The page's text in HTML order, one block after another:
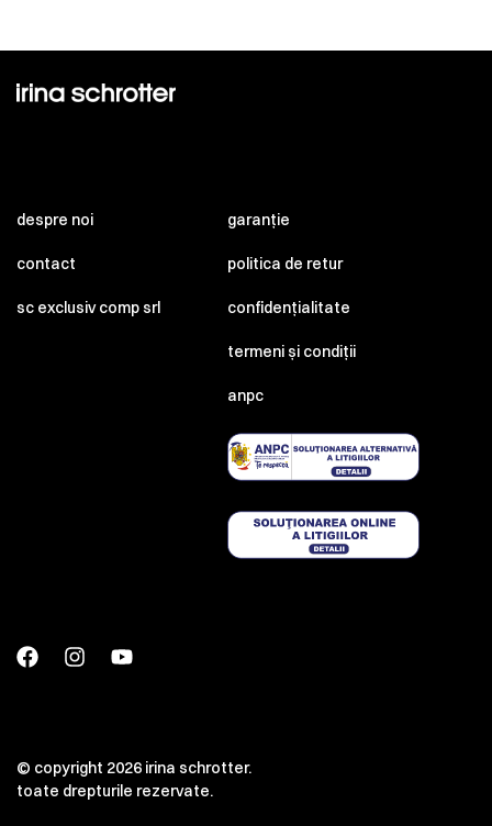
despre noi
contact
sc exclusiv comp srl
garanție
politica de retur
confidențialitate
termeni și condiții
anpc
© copyright 2026 irina schrotter.
toate drepturile rezervate.